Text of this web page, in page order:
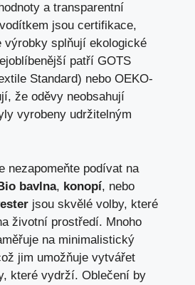
a transparentní
jsou certifikace,
výrobky splňují ekologické
patří GOTS
Standard) nebo OEKO-
že oděvy neobsahují
vyrobeny udržitelným
nezapomeňte podívat na
bavlna, konopí, nebo
jsou skvělé volby, které
životní prostředí. Mnoho
na minimalistický
jim umožňuje vytvářet
které vydrží. Oblečení by